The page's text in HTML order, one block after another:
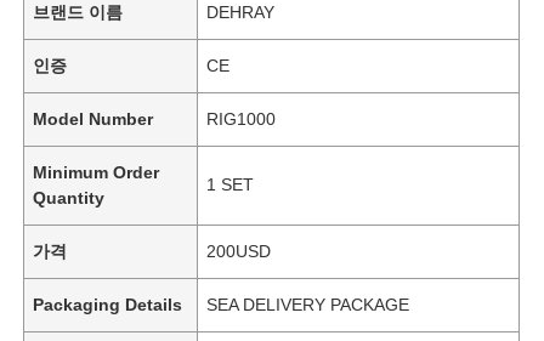
브랜드 이름 DEHRAY
인증 CE
Model Number RIG1000
Minimum Order
Quantity
1 SET
가격 200USD
Packaging Details SEA DELIVERY PACKAGE